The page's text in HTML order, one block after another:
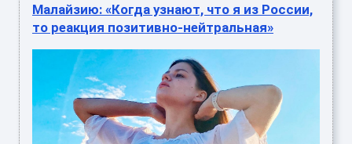
Малайзию: «Когда узнают, что я из России,
то реакция позитивно-нейтральная»